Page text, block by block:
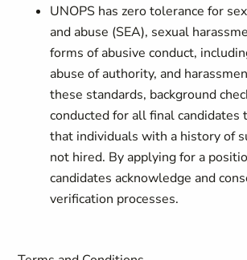
UNOPS has zero tolerance for
and abuse (SEA), sexual
forms of abusive conduct,
abuse of authority, and
these standards, background
conducted for all final candidates
that individuals with a history of
not hired. By applying for a
candidates acknowledge and
verification processes.